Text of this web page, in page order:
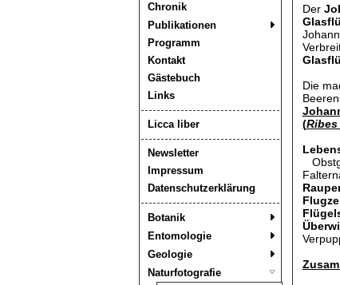
Chronik
Publikationen
Programm
Kontakt
Gästebuch
Links
Licca liber
Newsletter
Impressum
Datenschutzerklärung
Botanik
Entomologie
Geologie
Naturfotografie
Der
Die
(Ribes